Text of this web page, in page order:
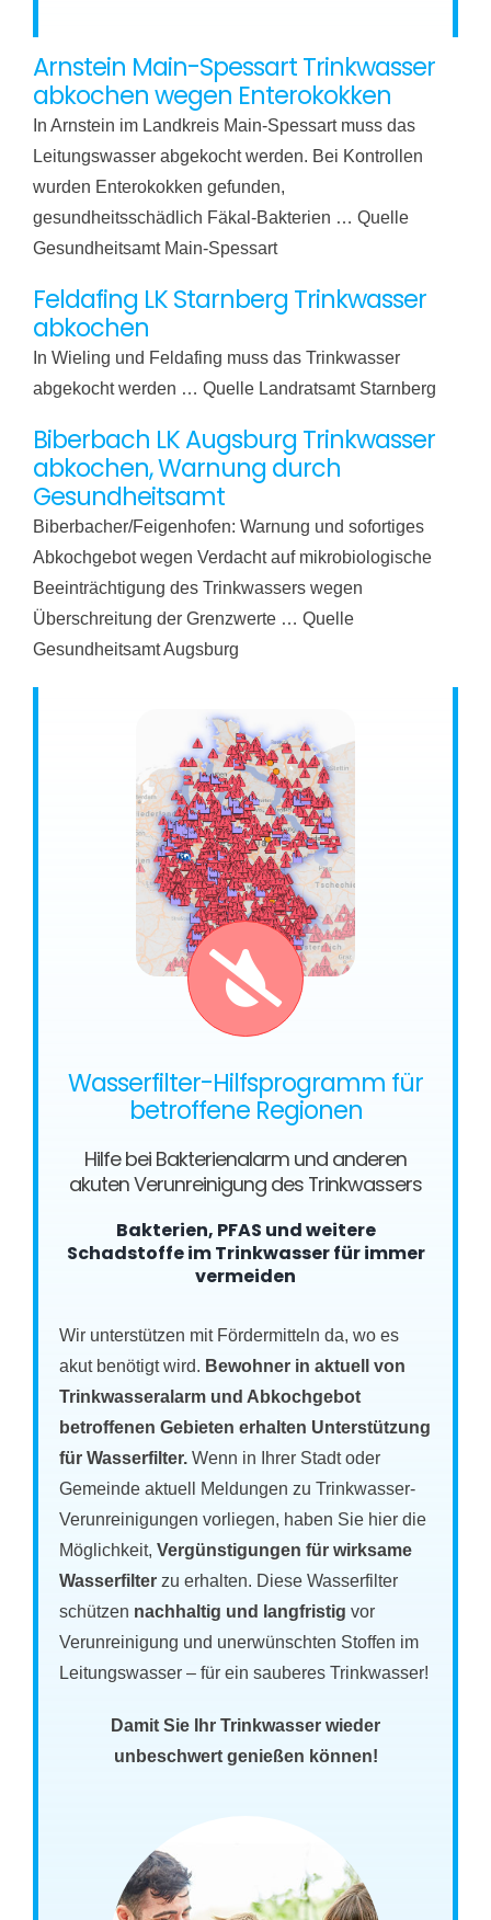
Arnstein Main-Spessart Trinkwasser
abkochen wegen Enterokokken
In Arnstein im Landkreis Main-Spessart muss das
Leitungswasser abgekocht werden. Bei Kontrollen
wurden Enterokokken gefunden,
gesundheitsschädlich Fäkal-Bakterien … Quelle
Gesundheitsamt Main-Spessart
Feldafing LK Starnberg Trinkwasser
abkochen
In Wieling und Feldafing muss das Trinkwasser
abgekocht werden … Quelle Landratsamt Starnberg
Biberbach LK Augsburg Trinkwasser
abkochen, Warnung durch
Gesundheitsamt
Biberbacher/Feigenhofen: Warnung und sofortiges
Abkochgebot wegen Verdacht auf mikrobiologische
Beeinträchtigung des Trinkwassers wegen
Überschreitung der Grenzwerte … Quelle
Gesundheitsamt Augsburg
Wasserfilter-Hilfsprogramm für
betroffene Regionen
Hilfe bei Bakterienalarm und anderen
akuten Verunreinigung des Trinkwassers
Bakterien, PFAS und weitere
Schadstoffe im Trinkwasser für immer
vermeiden
Wir unterstützen mit Fördermitteln da, wo es
akut benötigt wird. Bewohner in aktuell von
Trinkwasseralarm und Abkochgebot
betroffenen Gebieten erhalten Unterstützung
für Wasserfilter.Wenn in Ihrer Stadt oder
Gemeinde aktuell Meldungen zu Trinkwasser-
Verunreinigungen vorliegen, haben Sie hier die
Möglichkeit,Vergünstigungen für wirksame
Wasserfilter zu erhalten. Diese Wasserfilter
schützen nachhaltig und langfristig vor
Verunreinigung und unerwünschten Stoffen im
Leitungswasser – für ein sauberes Trinkwasser!
Damit Sie Ihr Trinkwasser wieder
unbeschwert genießen können!